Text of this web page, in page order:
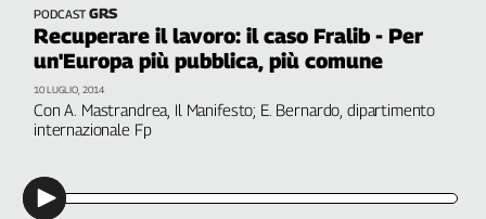
Speciali
G8
Genova,
della
ragione
PODCAST GRS
Recuperare il lavoro: il caso Fralib - Per
un'Europa più pubblica, più comune
Con A. Mastrandrea, Il Manifesto; E. Bernardo, dipartimento
internazionale Fp
10 LUGLIO, 2014